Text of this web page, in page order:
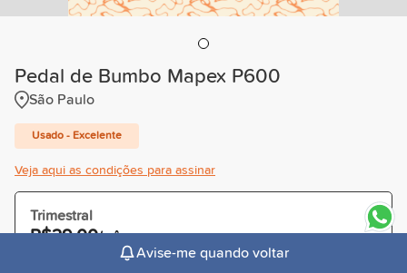
Pedal de Bumbo Mapex P600
São Paulo
Usado - Excelente
Veja aqui as condições para assinar
Trimestral
R$29,00/mês
Cobrado R$87,00 à vista ou parceladoAvise-me quando voltar